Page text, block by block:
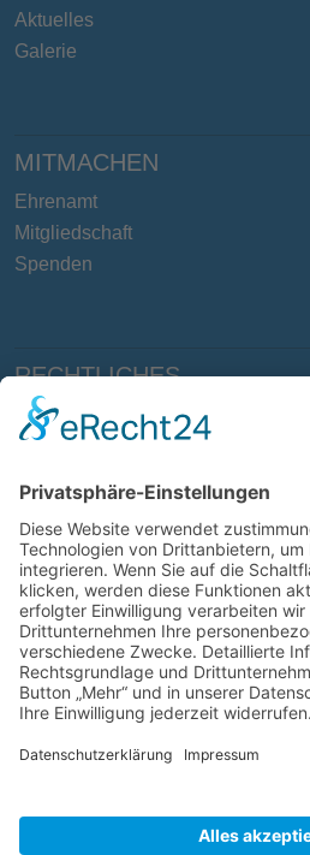
Aktuelles
Galerie
MITMACHEN
Ehrenamt
Mitgliedschaft
Spenden
RECHTLICHES
Impressum
Haftungsausschluss
Bildnachweis
Cookie-Einstellungen
© 2021 Lebenshilfe Emden e.V.
Konzeption, Gestaltung und
nordic
nordic